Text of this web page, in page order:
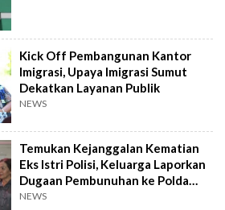
Kick Off Pembangunan Kantor
Imigrasi, Upaya Imigrasi Sumut
Dekatkan Layanan Publik
NEWS
Temukan Kejanggalan Kematian
Eks Istri Polisi, Keluarga Laporkan
Dugaan Pembunuhan ke Polda
Sumut
NEWS